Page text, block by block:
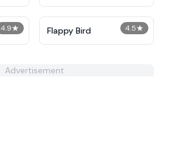
4.9★ 4.5★
Flappy Bird
Advertisement